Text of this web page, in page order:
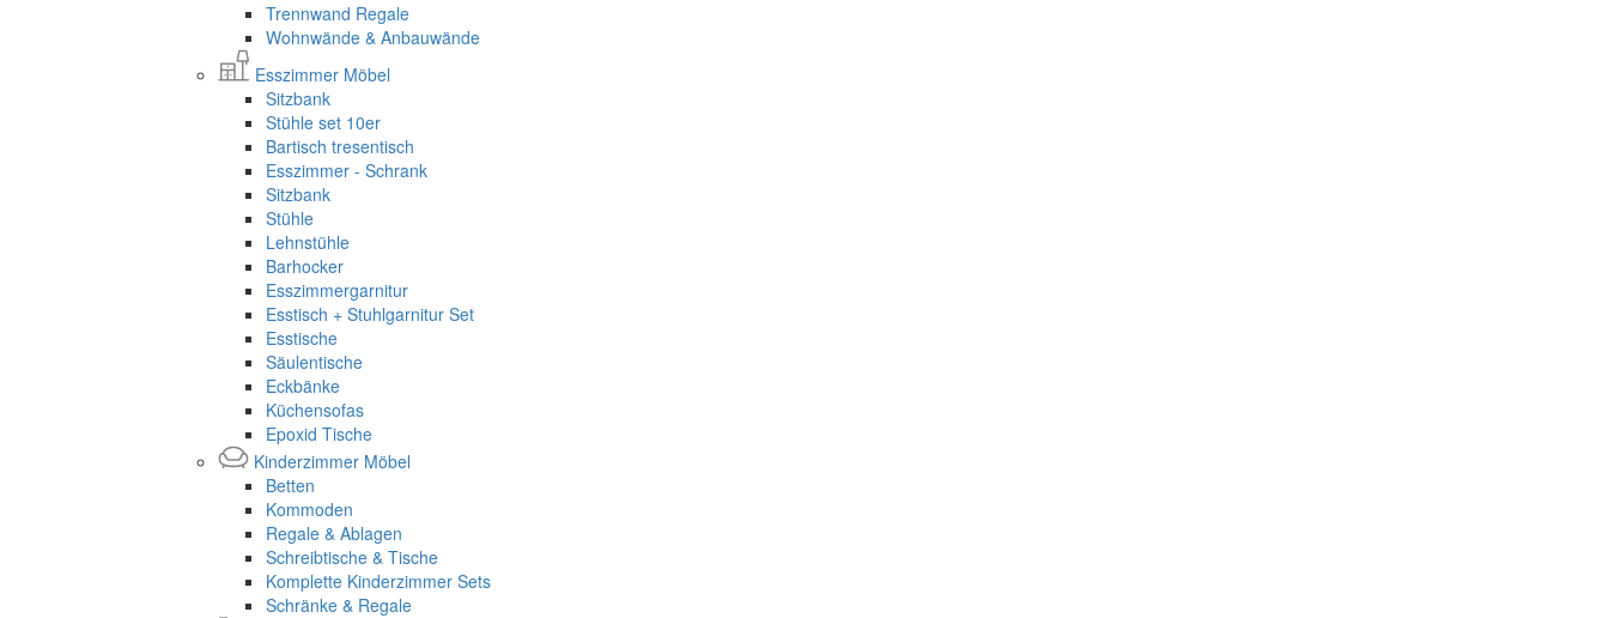
Trennwand Regale
Wohnwände & Anbauwände
Esszimmer Möbel
Sitzbank
Stühle set 10er
Bartisch tresentisch
Esszimmer - Schrank
Sitzbank
Stühle
Lehnstühle
Barhocker
Esszimmergarnitur
Esstisch + Stuhlgarnitur Set
Esstische
Säulentische
Eckbänke
Küchensofas
Epoxid Tische
Kinderzimmer Möbel
Betten
Kommoden
Regale & Ablagen
Schreibtische & Tische
Komplette Kinderzimmer Sets
Schränke & Regale